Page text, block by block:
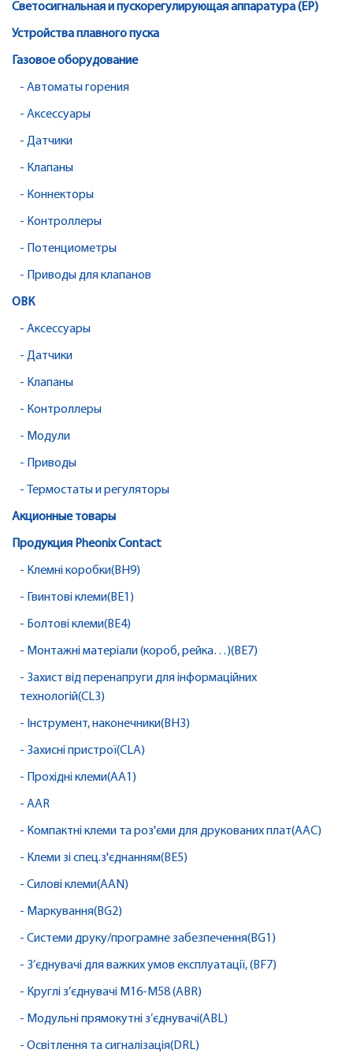
Светосигнальная и пускорегулирующая аппаратура (EP)
Устройства плавного пуска
Газовое оборудование
- Автоматы горения
- Аксессуары
- Датчики
- Клапаны
- Коннекторы
- Контроллеры
- Потенциометры
- Приводы для клапанов
ОВК
- Аксессуары
- Датчики
- Клапаны
- Контроллеры
- Модули
- Приводы
- Термостаты и регуляторы
Акционные товары
Продукция Pheonix Contact
- Клемні коробки(BH9)
- Гвинтові клеми(BE1)
- Болтові клеми(BE4)
- Монтажні матеріали (короб, рейка…)(BE7)
- Захист від перенапруги для інформаційних
технологій(CL3)
- Інструмент, наконечники(BH3)
- Захисні пристрої(CLA)
- Прохідні клеми(AA1)
- AAR
- Компактні клеми та роз'єми для друкованих плат(AAC)
- Клеми зі спец.з'єднанням(BE5)
- Силові клеми(AAN)
- Маркування(BG2)
- Системи друку/програмне забезпечення(BG1)
- З’єднувачі для важких умов експлуатації, (BF7)
- Круглі з’єднувачі M16-M58 (ABR)
- Модульні прямокутні з’єднувачі(ABL)
- Освітлення та сигналізація(DRL)